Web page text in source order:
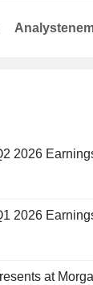
2026
2026
at